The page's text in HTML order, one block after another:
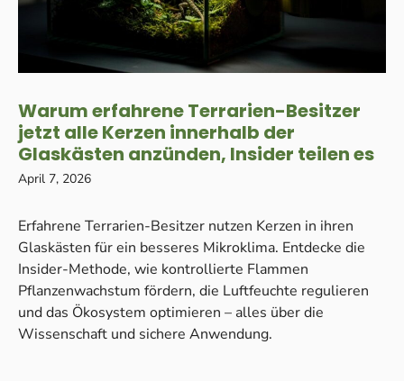
Warum erfahrene Terrarien-Besitzer
jetzt alle Kerzen innerhalb der
Glaskästen anzünden, Insider teilen es
April 7, 2026
Erfahrene Terrarien-Besitzer nutzen Kerzen in ihren
Glaskästen für ein besseres Mikroklima. Entdecke die
Insider-Methode, wie kontrollierte Flammen
Pflanzenwachstum fördern, die Luftfeuchte regulieren
und das Ökosystem optimieren – alles über die
Wissenschaft und sichere Anwendung.